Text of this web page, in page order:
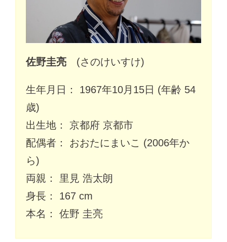
佐野圭亮 (さのけいすけ)
生年月日： 1967年10月15日 (年齢 54
歳)
出生地： 京都府 京都市
配偶者： おおたにまいこ (2006年か
ら)
両親： 里見 浩太朗
身長： 167 cm
本名： 佐野 圭亮